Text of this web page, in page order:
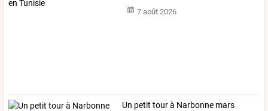
7 août 2026
Un petit tour à Narbonne mars